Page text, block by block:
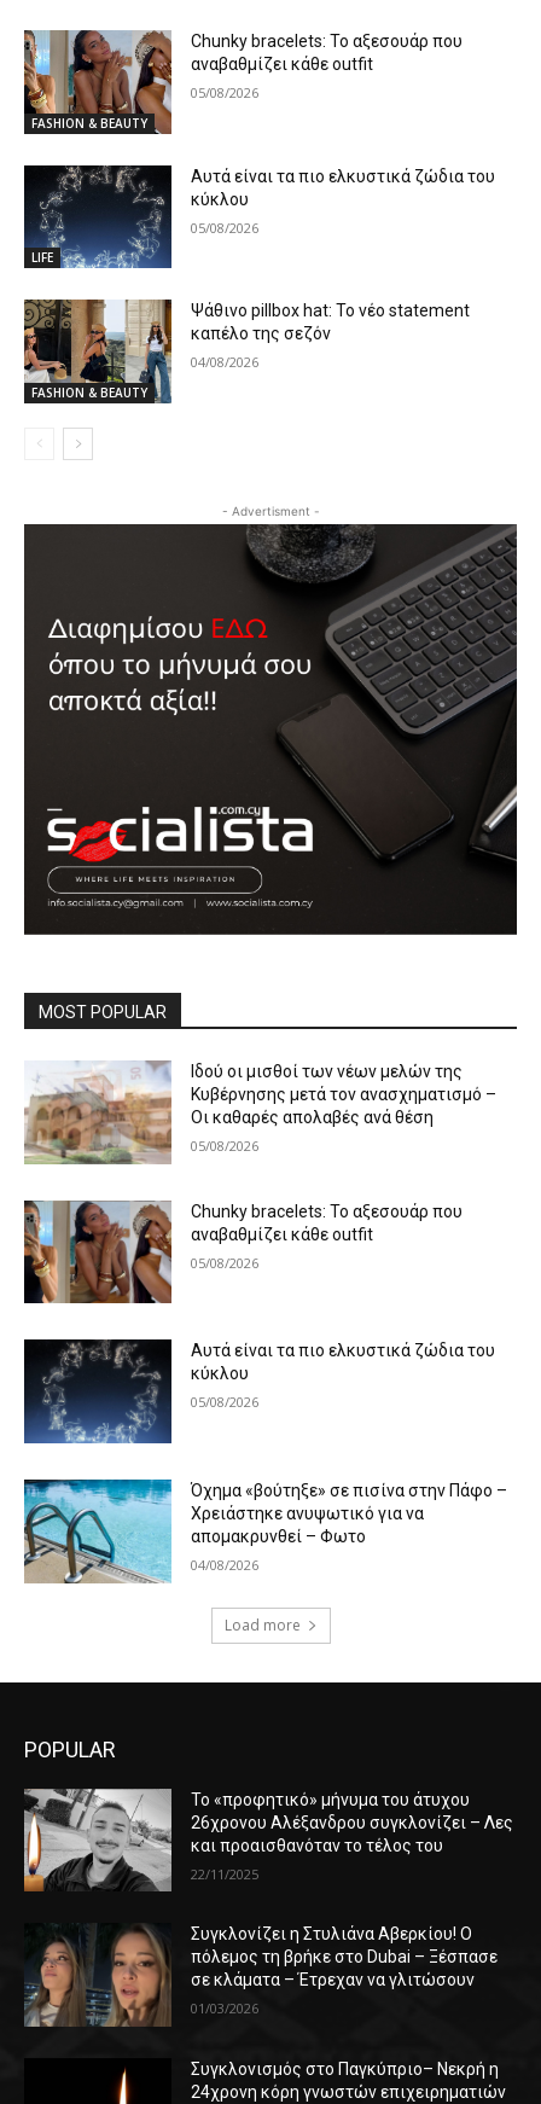
FASHION & BEAUTY
Chunky bracelets: Το αξεσουάρ που
αναβαθμίζει κάθε outfit
05/08/2026
LIFE
Αυτά είναι τα πιο ελκυστικά ζώδια του
κύκλου
05/08/2026
FASHION & BEAUTY
Ψάθινο pillbox hat: Το νέο statement
καπέλο της σεζόν
04/08/2026
- Advertisment -
MOST POPULAR
Ιδού οι μισθοί των νέων μελών της
Κυβέρνησης μετά τον ανασχηματισμό –
Οι καθαρές απολαβές ανά θέση
05/08/2026
Chunky bracelets: Το αξεσουάρ που
αναβαθμίζει κάθε outfit
05/08/2026
Αυτά είναι τα πιο ελκυστικά ζώδια του
κύκλου
05/08/2026
Όχημα «βούτηξε» σε πισίνα στην Πάφο –
Χρειάστηκε ανυψωτικό για να
απομακρυνθεί – Φωτο
04/08/2026
Load more
POPULAR
Το «προφητικό» μήνυμα του άτυχου
26χρονου Αλέξανδρου συγκλονίζει – Λες
και προαισθανόταν το τέλος του
22/11/2025
Συγκλονίζει η Στυλιάνα Αβερκίου! Ο
πόλεμος τη βρήκε στο Dubai – Ξέσπασε
σε κλάματα – Έτρεχαν να γλιτώσουν
01/03/2026
Συγκλονισμός στο Παγκύπριο– Νεκρή η
24χρονη κόρη γνωστών επιχειρηματιών